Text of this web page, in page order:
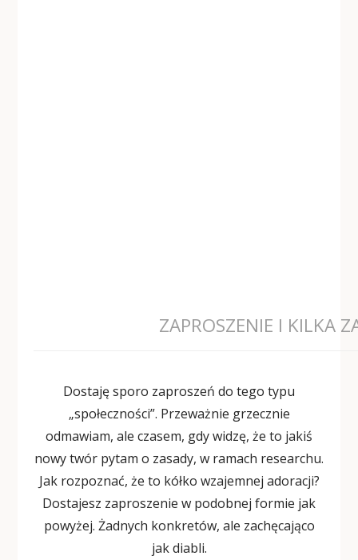
ZAPROSZENIE I KILKA
Dostaję sporo zaproszeń do tego typu
„społeczności”. Przeważnie grzecznie
odmawiam, ale czasem, gdy widzę, że to jakiś
nowy twór pytam o zasady, w ramach researchu.
Jak rozpoznać, że to kółko wzajemnej adoracji?
Dostajesz zaproszenie w podobnej formie jak
powyżej. Żadnych konkretów, ale zachęcająco
jak diabli.